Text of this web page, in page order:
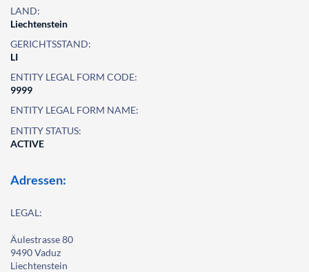
LAND:
Liechtenstein
GERICHTSSTAND:
LI
ENTITY LEGAL FORM CODE:
9999
ENTITY LEGAL FORM NAME:
ENTITY STATUS:
ACTIVE
Adressen:
LEGAL:
Äulestrasse 80
9490 Vaduz
Liechtenstein